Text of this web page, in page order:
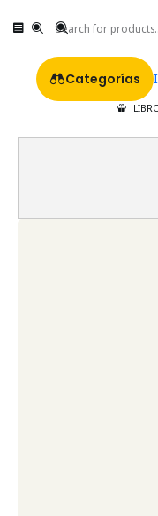
Categorías